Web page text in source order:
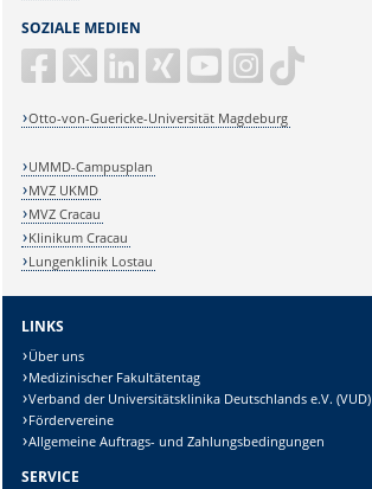
SOZIALE MEDIEN
Otto-von-Guericke-Universität Magdeburg
UMMD-Campusplan
MVZ UKMD
MVZ Cracau
Klinikum Cracau
Lungenklinik Lostau
LINKS
Über uns
Medizinischer Fakultätentag
Verband der Universitätsklinika Deutschlands e.V. (VUD)
Fördervereine
Allgemeine Auftrags- und Zahlungsbedingungen
SERVICE